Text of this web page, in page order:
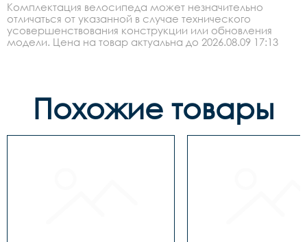
Комплектация велосипеда может незначительно
отличаться от указанной в случае технического
усовершенствования конструкции или обновления
модели. Цена на товар актуальна до 2026.08.09 17:13
Похожие товары